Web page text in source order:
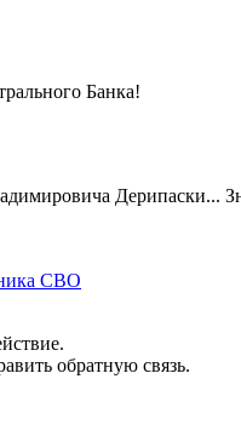
Банка!
Дерипаски...
СВО
обратную связь.